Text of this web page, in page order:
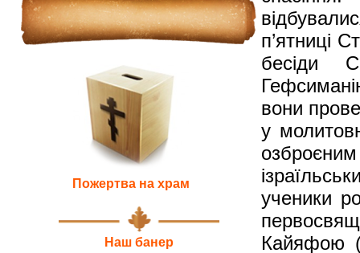
Пожертва на храм
Наш банер
п’ятниці
бесіди
вони
у
ученики
Кайяфою